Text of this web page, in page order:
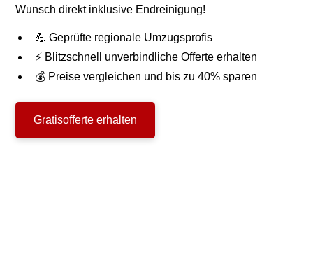
Wunsch direkt inklusive Endreinigung!
💪 Geprüfte regionale Umzugsprofis
⚡ Blitzschnell unverbindliche Offerte erhalten
💰 Preise vergleichen und bis zu 40% sparen
Gratisofferte erhalten